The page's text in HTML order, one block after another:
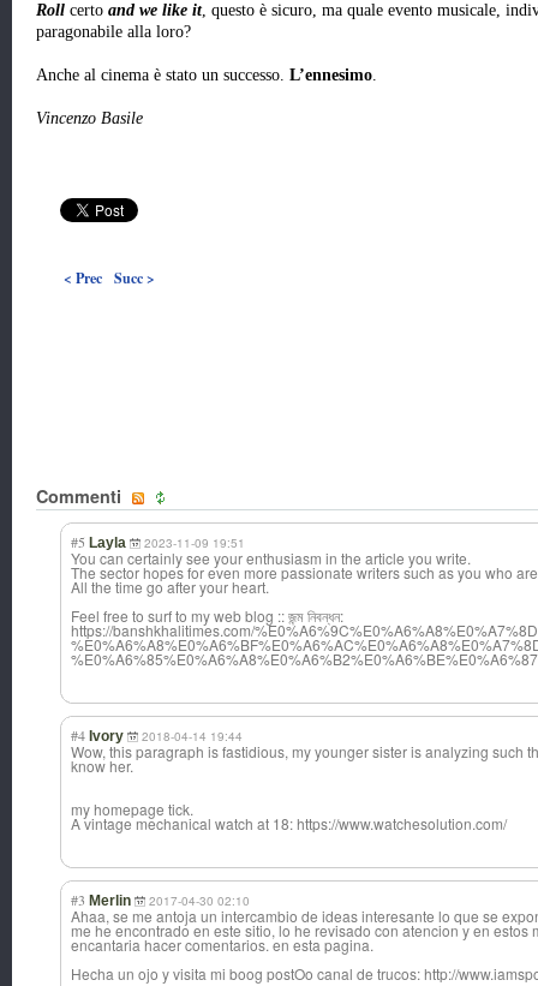
Roll certo and we like it, questo è sicuro, ma quale evento musicale,
paragonabile alla loro?
Anche al cinema è stato un successo. L’ennesimo.
Vincenzo Basile
< Prec Succ >
Commenti
#5 Layla 2023-11-09 19:51
You can certainly see your enthusiasm in the article you write.
The sector hopes for even more passionate writers such as you who
All the time go after your heart.
Feel free to surf to my web blog :: জন্ম নিবন্ধন:
https://banshkhalitimes.com/
#4 Ivory 2018-04-14 19:44
Wow, this paragraph is fastidious, my younger sister is analyzing such
know her.
my homepage tick.
A vintage mechanical watch at 18: https://www.watchesolution.com/
#3 Merlin 2017-04-30 02:10
Ahaa, se me antoja un intercambio de ideas interesante lo que se
me he encontrado en este sitio, lo he revisado con atencion y en estos
encantaria hacer comentarios. en esta pagina.
Hecha un ojo y visita mi boog postOo canal de trucos: http://